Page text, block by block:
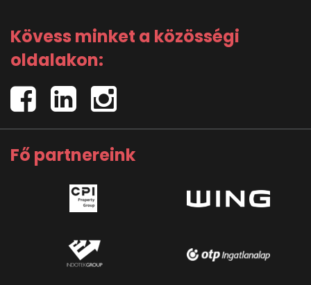
Kövess minket a közösségi
oldalakon:
Fő partnereink